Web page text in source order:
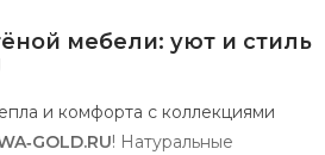
мебели: уют и стиль
и комфорта с коллекциями
! Натуральные